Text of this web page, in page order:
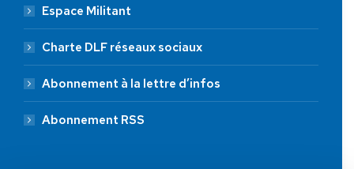
Espace Militant
Charte DLF réseaux sociaux
Abonnement à la lettre d’infos
Abonnement RSS